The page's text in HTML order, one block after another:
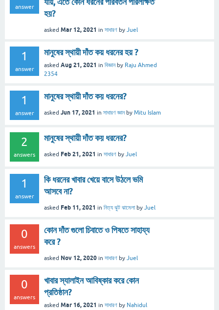
answer
হয়?
asked Mar 12, 2021 in সাধারণ by Juel
1
answer
মানুষের স্থায়ী দাঁত কয় ধরনের হয় ?
asked Aug 21, 2021 in বিজ্ঞান by Raju Ahmed
2354
1
answer
মানুষের স্থায়ী দাঁত কয় ধরনের?
asked Jun 17, 2021 in সাধারণ জ্ঞান by Mitu Islam
2
answers
মানুষের স্থায়ী দাঁত কয় ধরনের?
asked Feb 21, 2021 in সাধারণ by Juel
1
answer
কি ধরনের খাবার খেয়ে বাসে উঠলে ভমি
আসবে না?
asked Feb 11, 2021 in নিত্য ঝুট ঝামেলা by Juel
0
answers
কোন দাঁত গুলো চিবাতে ও পিষতে সাহায্য
করে ?
asked Nov 12, 2020 in সাধারণ by Juel
0
answers
খাবার স্যালাইন আবিষ্কার করে কোন
প্রতিষ্ঠান?
asked Mar 16, 2021 in সাধারণ by Nahidul